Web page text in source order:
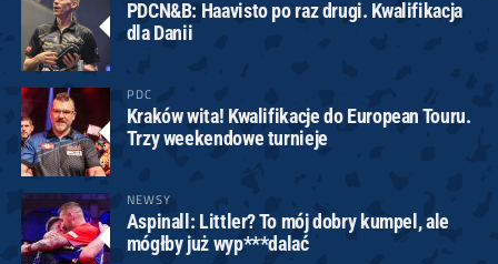
PDCN&B: Haavisto po raz drugi. Kwalifikacja
dla Danii
PDC
Kraków wita! Kwalifikacje do European Touru.
Trzy weekendowe turnieje
NEWSY
Aspinall: Littler? To mój dobry kumpel, ale
mógłby już wyp***dalać